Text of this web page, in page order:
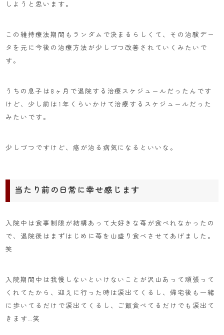
しようと思います。
この維持療法期間もランダムで決まるらしくて、その治験デー
タを元に今後の治療方法が少しづつ改善されていくみたいで
す。
うちの息子は8ヶ月で退院する治療スケジュールだったんです
けど、少し前は1年くらいかけて治療するスケジュールだった
みたいです。
少しづつですけど、癌が治る病気になるといいな。
当たり前の日常に幸せ感じます
入院中は食事制限が結構あって大好きな苺が食べれなかったの
で、退院後はまずはじめに苺を山盛り食べさせてあげました。
笑
入院期間中は我慢しないといけないことが沢山あって頑張って
くれてたから、迎えに行った時は涙出てくるし、帰宅後も一緒
に歩いてるだけで涙出てくるし、ご飯食べてるだけでも涙出て
きます…笑